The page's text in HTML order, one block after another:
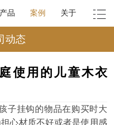
产品 案例 关于
动态
使用的儿童木衣
子挂钩的物品在购买时大
心材质不好或者是使用感